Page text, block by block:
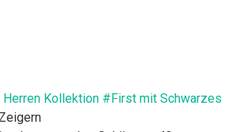
Herren Kollektion #First mit